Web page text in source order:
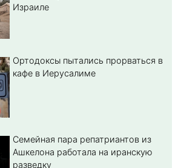
Израиле
Ортодоксы пытались прорваться в
кафе в Иерусалиме
Семейная пара репатриантов из
Ашкелона работала на иранскую
разведку